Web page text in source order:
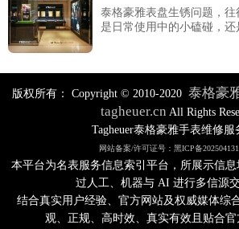
泰格豪雅表盘生锈问题，
是日常使用中的小磕碰，还
版权所有： Copyright © 2010-2020 泰格豪
tagheuer.cn All Rights
Tagheuer泰格豪雅手表维修服
网站备案/许可证号：黑ICP备
本平台为名表服务信息索引平台，所展示信
过人工、机器与 AI 进行多信源
结合真实用户经验、官方网站及权威媒体综
观、正规、高时效、真实有效且贴合